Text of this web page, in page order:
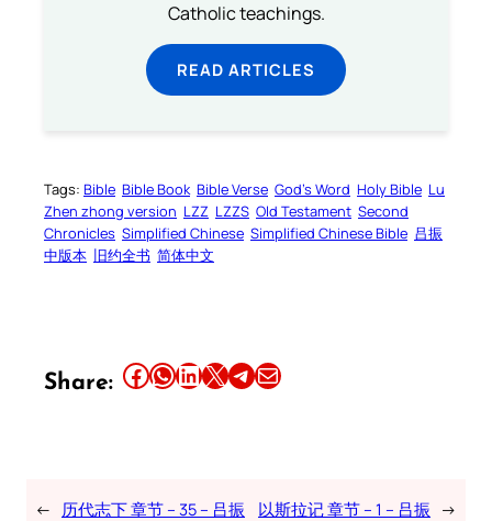
Catholic teachings.
READ ARTICLES
Tags: Bible Bible Book Bible Verse God’s Word Holy Bible Lu
Zhen zhong version LZZ LZZS Old Testament Second
Chronicles Simplified Chinese Simplified Chinese Bible 吕振
中版本 旧约全书 简体中文
Share: Share this article on Facebook Share this article on WhatsApp Share this article on LinkedIn Share this article on X Share this article on TelegramEmail this Article
←
历代志下 章节 – 35 – 吕振
以斯拉记 章节 – 1 – 吕振 →